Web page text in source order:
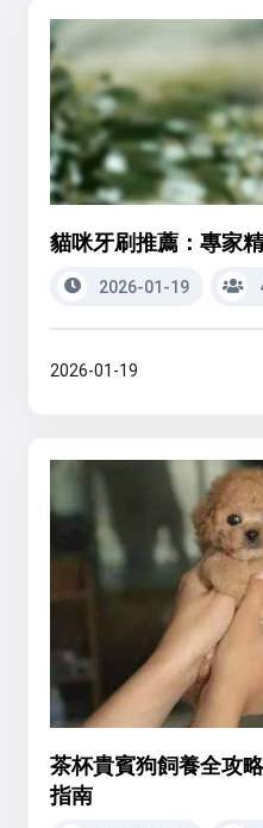
貓咪牙刷推薦：專家
2026-01-19
2026-01-19
茶杯貴賓狗飼養全攻
指南